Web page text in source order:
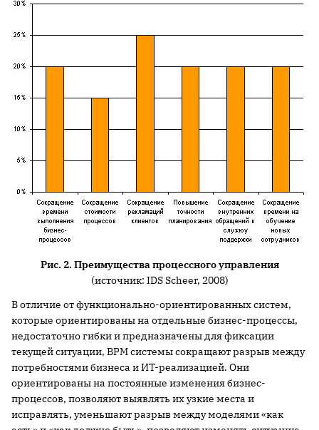
Рис. 2. Преимущества процессного управления
(источник: IDS Scheer, 2008)
В отличие от функционально-ориентированных систем,
которые ориентированы на отдельные бизнес-процессы,
недостаточно гибки и предназначены для фиксации
текущей ситуации, BPM системы сокращают разрыв между
потребностями бизнеса и ИТ-реализацией. Они
ориентированы на постоянные изменения бизнес-
процессов, позволяют выявлять их узкие места и
исправлять, уменьшают разрыв между моделями «как